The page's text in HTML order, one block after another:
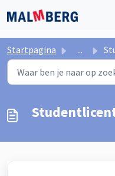
Startpagina ...